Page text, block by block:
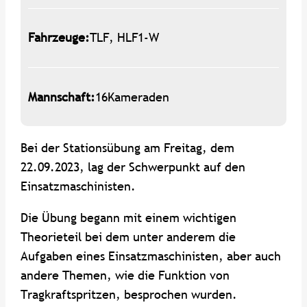
Fahrzeuge:TLF, HLF1-W
Mannschaft:16Kameraden
Bei der Stationsübung am Freitag, dem
22.09.2023, lag der Schwerpunkt auf den
Einsatzmaschinisten.
Die Übung begann mit einem wichtigen
Theorieteil bei dem unter anderem die
Aufgaben eines Einsatzmaschinisten, aber auch
andere Themen, wie die Funktion von
Tragkraftspritzen, besprochen wurden.